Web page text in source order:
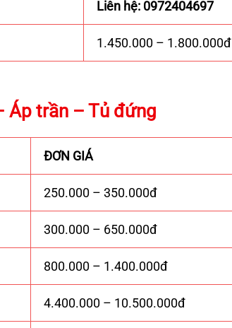
Liên hệ: 0972404697
1.450.000 – 1.800.000đ
Áp trần – Tủ đứng
ĐƠN GIÁ
250.000 – 350.000đ
300.000 – 650.000đ
800.000 – 1.400.000đ
4.400.000 – 10.500.000đ